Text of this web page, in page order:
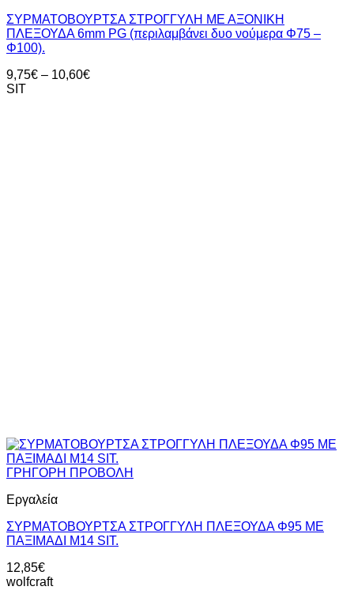
ΣΥΡΜΑΤΟΒΟΥΡΤΣΑ ΣΤΡΟΓΓΥΛΗ ΜΕ ΑΞΟΝΙΚΗ
ΠΛΕΞΟΥΔΑ 6mm PG (περιλαμβάνει δυο νούμερα Φ75 –
Φ100).
9,75€ – 10,60€Price
SIT
ΓΡΗΓΟΡΗ ΠΡΟΒΟΛΗ
Εργαλεία
ΣΥΡΜΑΤΟΒΟΥΡΤΣΑ ΣΤΡΟΓΓΥΛΗ ΠΛΕΞΟΥΔΑ Φ95 ME
ΠΑΞΙΜΑΔΙ Μ14 SIT.
12,85€
wolfcraft